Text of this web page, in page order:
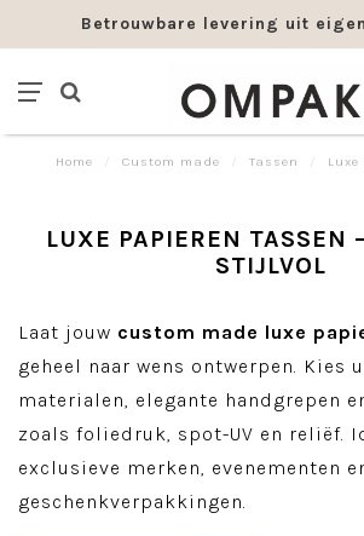
Betrouwbare levering uit
Home Custom made Tassen Luxe
LUXE PAPIEREN TASSEN
STIJLVOL
Laat jouw custom made luxe
geheel naar wens ontwerpen. Kies
materialen, elegante handgrepen
zoals foliedruk, spot-UV en reliëf.
exclusieve merken, evenementen
geschenkverpakkingen.